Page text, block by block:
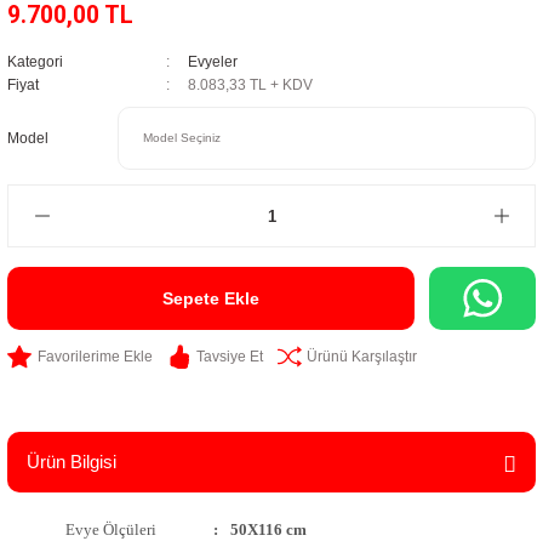
9.700,00 TL
Kategori
Evyeler
Fiyat
8.083,33 TL + KDV
Model
Sepete Ekle
Tavsiye Et Ürünü Karşılaştır
Ürün Bilgisi
Evye Ölçüleri :
50X116 cm